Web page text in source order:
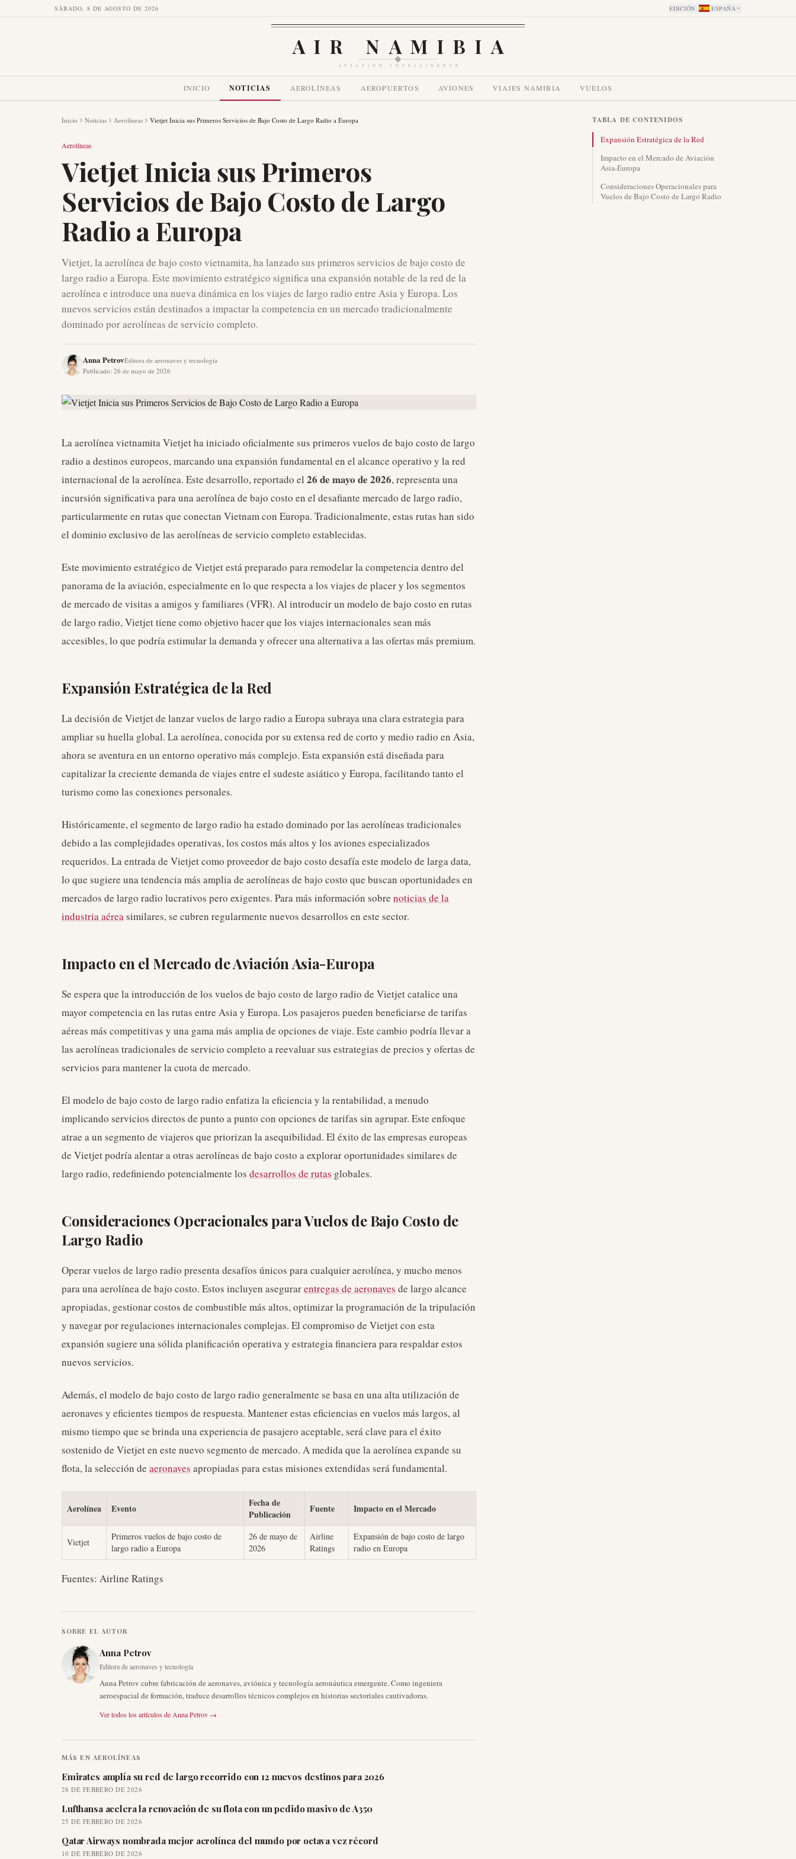
SÁBADO, 8 DE AGOSTO DE 2026 EDICIÓN: ESPAÑA
AIR NAMIBIA
AVIATION INTELLIGENCE
INICIO NOTICIAS AEROLÍNEAS AEROPUERTOS AVIONES VIAJES NAMIBIA VUELOS
Inicio Noticias Aerolíneas Vietjet Inicia sus Primeros Servicios de Bajo Costo de Largo Radio a Europa
Aerolíneas
Vietjet Inicia sus Primeros
Servicios de Bajo Costo de Largo
Radio a Europa
Vietjet, la aerolínea de bajo costo vietnamita, ha lanzado sus primeros servicios de bajo costo de
largo radio a Europa. Este movimiento estratégico significa una expansión notable de la red de la
aerolínea e introduce una nueva dinámica en los viajes de largo radio entre Asia y Europa. Los
nuevos servicios están destinados a impactar la competencia en un mercado tradicionalmente
dominado por aerolíneas de servicio completo.
Anna PetrovEditora de aeronaves y tecnología
Publicado: 26 de mayo de 2026
La aerolínea vietnamita Vietjet ha iniciado oficialmente sus primeros vuelos de bajo costo de largo
radio a destinos europeos, marcando una expansión fundamental en el alcance operativo y la red
internacional de la aerolínea. Este desarrollo, reportado el 26 de mayo de 2026, representa una
incursión significativa para una aerolínea de bajo costo en el desafiante mercado de largo radio,
particularmente en rutas que conectan Vietnam con Europa. Tradicionalmente, estas rutas han sido
el dominio exclusivo de las aerolíneas de servicio completo establecidas.
Este movimiento estratégico de Vietjet está preparado para remodelar la competencia dentro del
panorama de la aviación, especialmente en lo que respecta a los viajes de placer y los segmentos
de mercado de visitas a amigos y familiares (VFR). Al introducir un modelo de bajo costo en rutas
de largo radio, Vietjet tiene como objetivo hacer que los viajes internacionales sean más
accesibles, lo que podría estimular la demanda y ofrecer una alternativa a las ofertas más premium.
Expansión Estratégica de la Red
La decisión de Vietjet de lanzar vuelos de largo radio a Europa subraya una clara estrategia para
ampliar su huella global. La aerolínea, conocida por su extensa red de corto y medio radio en Asia,
ahora se aventura en un entorno operativo más complejo. Esta expansión está diseñada para
capitalizar la creciente demanda de viajes entre el sudeste asiático y Europa, facilitando tanto el
turismo como las conexiones personales.
Históricamente, el segmento de largo radio ha estado dominado por las aerolíneas tradicionales
debido a las complejidades operativas, los costos más altos y los aviones especializados
requeridos. La entrada de Vietjet como proveedor de bajo costo desafía este modelo de larga data,
lo que sugiere una tendencia más amplia de aerolíneas de bajo costo que buscan oportunidades en
mercados de largo radio lucrativos pero exigentes. Para más información sobre noticias de la
industria aéreasimilares, se cubren regularmente nuevos desarrollos en este sector.
Impacto en el Mercado de Aviación Asia-Europa
Se espera que la introducción de los vuelos de bajo costo de largo radio de Vietjet catalice una
mayor competencia en las rutas entre Asia y Europa. Los pasajeros pueden beneficiarse de tarifas
aéreas más competitivas y una gama más amplia de opciones de viaje. Este cambio podría llevar a
las aerolíneas tradicionales de servicio completo a reevaluar sus estrategias de precios y ofertas de
servicios para mantener la cuota de mercado.
El modelo de bajo costo de largo radio enfatiza la eficiencia y la rentabilidad, a menudo
implicando servicios directos de punto a punto con opciones de tarifas sin agrupar. Este enfoque
atrae a un segmento de viajeros que priorizan la asequibilidad. El éxito de las empresas europeas
de Vietjet podría alentar a otras aerolíneas de bajo costo a explorar oportunidades similares de
largo radio, redefiniendo potencialmente los desarrollos de rutas globales.
Consideraciones Operacionales para Vuelos de Bajo Costo de
Largo Radio
Operar vuelos de largo radio presenta desafíos únicos para cualquier aerolínea, y mucho menos
para una aerolínea de bajo costo. Estos incluyen asegurarentregas de aeronaves de largo alcance
apropiadas, gestionar costos de combustible más altos, optimizar la programación de la tripulación
y navegar por regulaciones internacionales complejas. El compromiso de Vietjet con esta
expansión sugiere una sólida planificación operativa y estrategia financiera para respaldar estos
nuevos servicios.
Además, el modelo de bajo costo de largo radio generalmente se basa en una alta utilización de
aeronaves y eficientes tiempos de respuesta. Mantener estas eficiencias en vuelos más largos, al
mismo tiempo que se brinda una experiencia de pasajero aceptable, será clave para el éxito
sostenido de Vietjet en este nuevo segmento de mercado. A medida que la aerolínea expande su
flota, la selección de aeronaves apropiadas para estas misiones extendidas será fundamental.
Aerolínea Evento
Fecha de
Publicación
Fuente Impacto en el Mercado
Vietjet
Primeros vuelos de bajo costo de
largo radio a Europa
26 de mayo de
2026
Airline
Ratings
Expansión de bajo costo de largo
radio en Europa
Fuentes: Airline Ratings
SOBRE EL AUTOR
Anna Petrov
Editora de aeronaves y tecnología
Anna Petrov cubre fabricación de aeronaves, aviónica y tecnología aeronáutica emergente. Como ingeniera
aeroespacial de formación, traduce desarrollos técnicos complejos en historias sectoriales cautivadoras.
Ver todos los artículos de Anna Petrov →
MÁS EN AEROLÍNEAS
Emirates amplía su red de largo recorrido con 12 nuevos destinos para 2026
28 DE FEBRERO DE 2026
Lufthansa acelera la renovación de su flota con un pedido masivo de A350
25 DE FEBRERO DE 2026
Qatar Airways nombrada mejor aerolínea del mundo por octava vez récord
10 DE FEBRERO DE 2026
TABLA DE CONTENIDOS
Expansión Estratégica de la Red
Impacto en el Mercado de Aviación
Asia-Europa
Consideraciones Operacionales para
Vuelos de Bajo Costo de Largo Radio